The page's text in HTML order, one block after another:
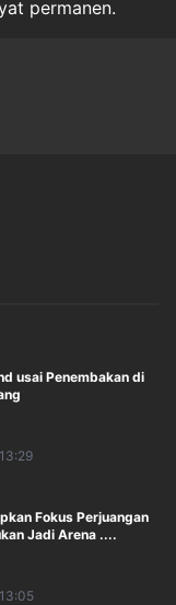
permanen.
usai Penembakan di
Fokus Perjuangan
Jadi Arena ....